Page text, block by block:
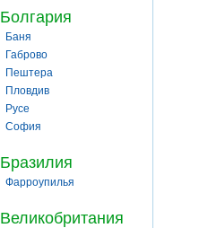
Болгария
Баня
Габрово
Пештера
Пловдив
Русе
София
Бразилия
Фарроупилья
Великобритания